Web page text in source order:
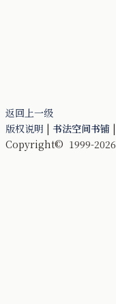
返回上一级
版权说明 | 书法空间书铺 |
Copyright© 1999-2026